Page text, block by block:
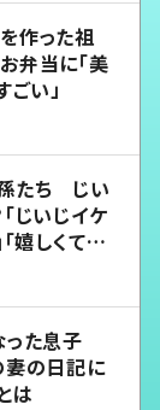
作った祖
弁当に「美
ごい」
たち じい
じいじイケ
嬉しくて可
った息子
妻の日記に
は